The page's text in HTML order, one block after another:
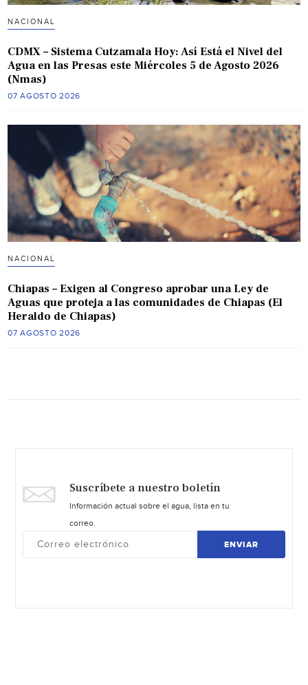
NACIONAL
CDMX – Sistema Cutzamala Hoy: Así Está el Nivel del
Agua en las Presas este Miércoles 5 de Agosto 2026
(Nmas)
07 AGOSTO 2026
NACIONAL
Chiapas – Exigen al Congreso aprobar una Ley de
Aguas que proteja a las comunidades de Chiapas (El
Heraldo de Chiapas)
07 AGOSTO 2026
Suscríbete a nuestro boletín
Información actual sobre el agua, lista en tu
correo.
ENVIAR